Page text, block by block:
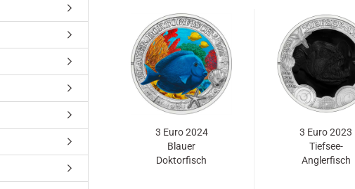
3 Euro 2024
Blauer
Doktorfisch
3 Euro 2023
Tiefsee-
Anglerfisch